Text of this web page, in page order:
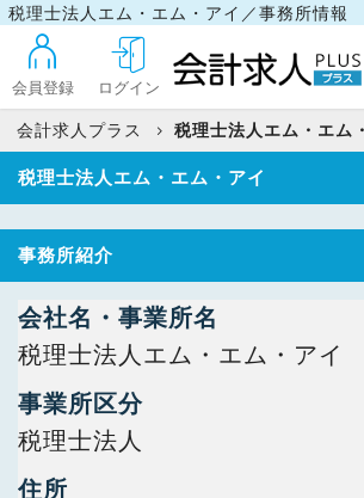
税理士法人エム・エム・アイ／事務所情報
会員登録 ログイン
ログイン
最近見た求人
マイリスト
会計求人プラス 税理士法人エム・エム
税理士法人エム・エム・アイ
事務所紹介
会社名・事業所名
税理士法人エム・エム・アイ
事業所区分
税理士法人
住所